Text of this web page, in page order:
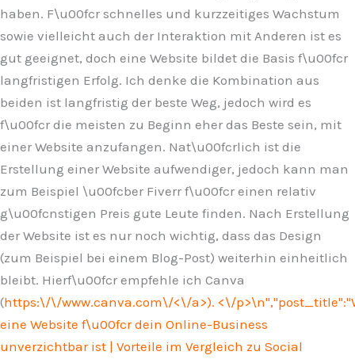
haben. F\u00fcr schnelles und kurzzeitiges Wachstum
sowie vielleicht auch der Interaktion mit Anderen ist es
gut geeignet, doch eine Website bildet die Basis f\u00fcr
langfristigen Erfolg. Ich denke die Kombination aus
beiden ist langfristig der beste Weg, jedoch wird es
f\u00fcr die meisten zu Beginn eher das Beste sein, mit
einer Website anzufangen. Nat\u00fcrlich ist die
Erstellung einer Website aufwendiger, jedoch kann man
zum Beispiel \u00fcber Fiverr f\u00fcr einen relativ
g\u00fcnstigen Preis gute Leute finden. Nach Erstellung
der Website ist es nur noch wichtig, dass das Design
(zum Beispiel bei einem Blog-Post) weiterhin einheitlich
bleibt. Hierf\u00fcr empfehle ich Canva
(https:\/\/www.canva.com\/<\/a>). <\/p>\n
eine Website f\u00fcr dein Online-Business
unverzichtbar ist | Vorteile im Vergleich zu Social